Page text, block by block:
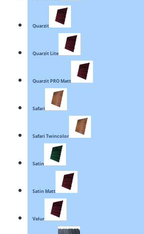
Quarzit
Quarzit Lite
Quarzit PRO Matt
Safari
Safari Twincolor
Satin
Satin Matt
Velur